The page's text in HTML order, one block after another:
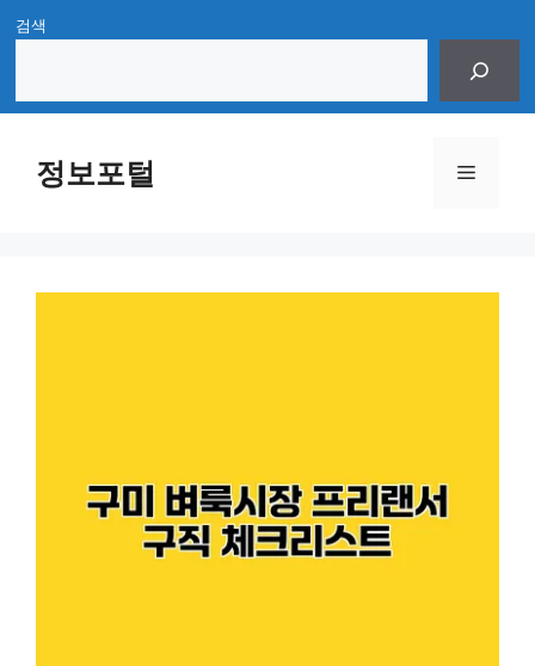
Skip
content
검색
정보포털 Menu